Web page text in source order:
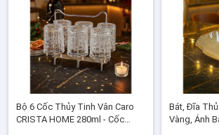
Bộ 6 Cốc Thủy Tinh Vân Caro
CRISTA HOME 280ml - Cốc
Bát, Đĩa
Vàng, Ánh